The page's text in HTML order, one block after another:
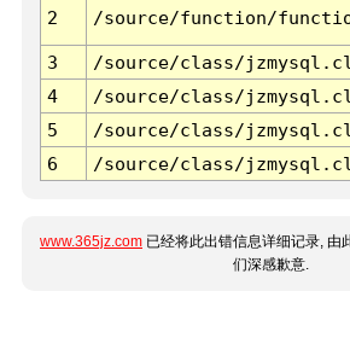
2 /source/function/
3 /source/class/
4
/source/class/
5
/source/class/
6
/source/class/
www.365jz.com 已经将此出错信息详细记录, 由
们深感歉意.